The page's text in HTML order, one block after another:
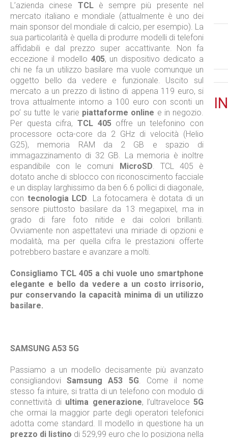
L’azienda cinese TCLè sempre più presente nel
mercato italiano e mondiale (attualmente è uno dei
main sponsor del mondiale di calcio, per esempio). La
sua particolarità è quella di produrre modelli di telefoni
affidabili e dal prezzo super accattivante. Non fa
eccezione il modello 405, un dispositivo dedicato a
chi ne fa un utilizzo basilare ma vuole comunque un
oggetto bello da vedere e funzionale. Uscito sul
mercato a un prezzo di listino di appena 119 euro, si
trova attualmente intorno a 100 euro con sconti un
po’ su tutte le varie piattaforme online e in negozio.
Per questa cifra, TCL 405offre un telefonino con
processore octa-core da 2 GHz di velocità (Helio
G25), memoria RAM da 2 GB e spazio di
immagazzinamento di 32 GB. La memoria è inoltre
espandibile con le comuni
MicroSD. TCL 405 è
dotato anche di sblocco con riconoscimento facciale
e un display larghissimo da ben 6.6 pollici di diagonale,
con tecnologia LCD. La fotocamera è dotata di un
sensore piuttosto basilare da 13 megapixel, ma in
grado di fare foto nitide e dai colori brillanti.
Ovviamente non aspettatevi una miriade di opzioni e
modalità, ma per quella cifra le prestazioni offerte
potrebbero bastare e avanzare a molti.
Consigliamo TCL 405 a chi vuole uno smartphone
elegante e bello da vedere a un costo irrisorio,
pur conservando la capacità minima di un utilizzo
basilare.
SAMSUNG A53 5G
Passiamo a un modello decisamente più avanzato
consigliandoviSamsung A53 5G. Come il nome
stesso fa intuire, si tratta di un telefono con modulo di
connettività di ultima generazione, l’ultraveloce5G
che ormai la maggior parte degli operatori telefonici
adotta come standard. Il modello in questione ha un
prezzo di listino di 529,99 euro che lo posiziona nella
IN